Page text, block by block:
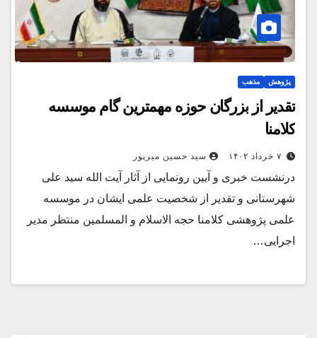
پژوهش مذهب
تقدیر از بزرگان حوزه مهمترین گام موسسه
کلامنا
۷ خرداد ۱۴۰۲ سید حسین میرپور
درنشست خبری و آیین رونمایی از آثار آیت الله سید علی
شهرستانی و تقدیر از شخصیت علمی ایشان در موسسه
علمی پژوهشی کلامنا حجه الاسلام و المسلمین منتظر مدیر
اجرایی…